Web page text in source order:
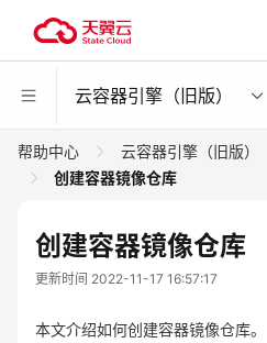
云容器引擎（旧版）
帮助中心 云容器引擎（旧版）
创建容器镜像仓库
创建容器镜像仓库
更新时间 2022-11-17 16:57:17
本文介绍如何创建容器镜像仓库。